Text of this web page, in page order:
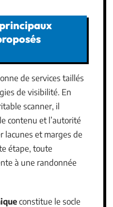
de services taillés
de visibilité. En
scanner, il
contenu et l’autorité
lacunes et marges de
étape, toute
à une randonnée
constitue le socle